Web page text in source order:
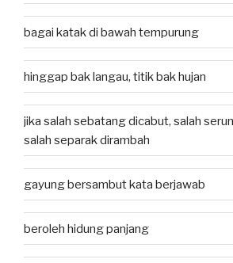
bagai katak di bawah tempurung
hinggap bak langau, titik bak hujan
jika salah sebatang dicabut, salah
salah separak dirambah
gayung bersambut kata berjawab
beroleh hidung panjang